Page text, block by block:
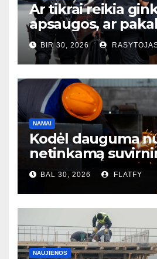
Ar tikrai reikia
apsaugos, ar
išmaniųjų kamerų?
BIR 30, 2026
NAMAI
Kodėl dauguma
netinkamą
– ir to net
BAL 30, 2026 FLATFY
NAUJIENOS